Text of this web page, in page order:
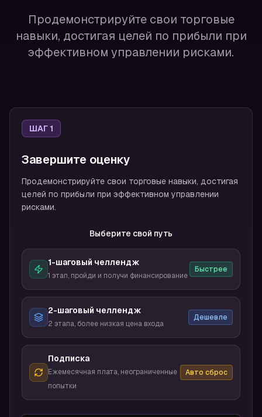
Продемонстрируйте свои торговые
навыки, достигая целей по прибыли при
эффективном управлении рисками.
ШАГ 1
Завершите оценку
Продемонстрируйте свои торговые навыки, достигая
целей по прибыли при эффективном управлении
рисками.
Выберите свой путь
1-шаговый челлендж
1 этап, пройди и получи финансирование
Быстрее
2-шаговый челлендж
2 этапа, более низкая цена входа
Дешевле
Подписка
Ежемесячная плата, неограниченные
попытки
Авто сброс